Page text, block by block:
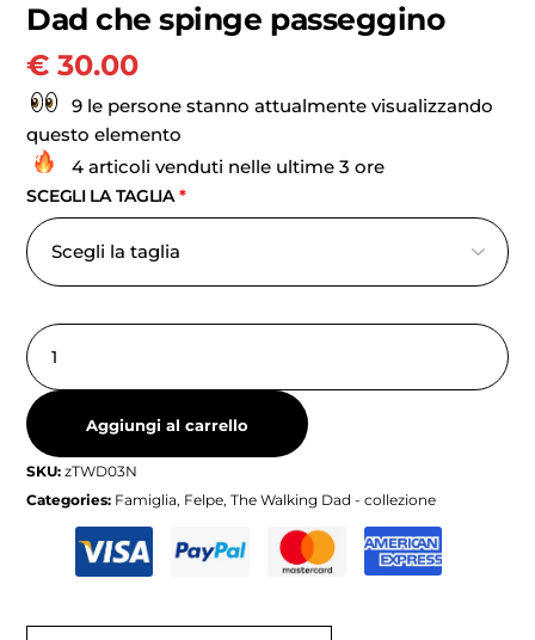
Dad che spinge passeggino
€ 30.00
9 le persone stanno attualmente visualizzando
questo elemento
4 articoli venduti nelle ultime 3 ore
SCEGLI LA TAGLIA*
Aggiungi al carrello
SKU:zTWD03N
Categories: Famiglia, Felpe,The Walking Dad - collezione